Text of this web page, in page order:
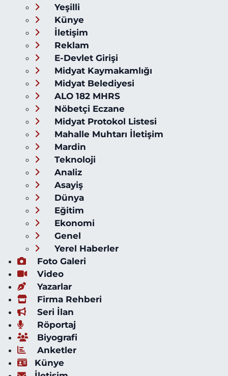
Yeşilli
Künye
İletişim
Reklam
E-Devlet Girişi
Midyat Kaymakamlığı
Midyat Belediyesi
ALO 182 MHRS
Nöbetçi Eczane
Midyat Protokol Listesi
Mahalle Muhtarı İletişim
Mardin
Teknoloji
Analiz
Asayiş
Dünya
Eğitim
Ekonomi
Genel
Yerel Haberler
Foto Galeri
Video
Yazarlar
Firma Rehberi
Seri İlan
Röportaj
Biyografi
Anketler
Künye